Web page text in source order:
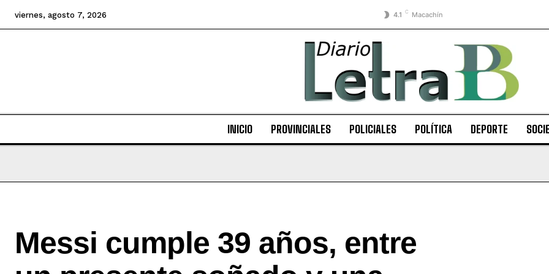
viernes, agosto 7, 2026 4.1 C Macachín
INICIO PROVINCIALES POLICIALES POLÍTICA DEPORTE
Messi cumple 39 años, entre